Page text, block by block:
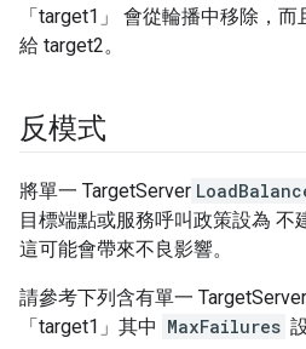
「target1」 會從輪播中移除，
給 target2。
反模式
將單一 TargetServer
目標端點或服務呼叫政策設為 不
這可能會帶來不良影響。
請參考下列含有單一
「target1」其中 MaxFailures